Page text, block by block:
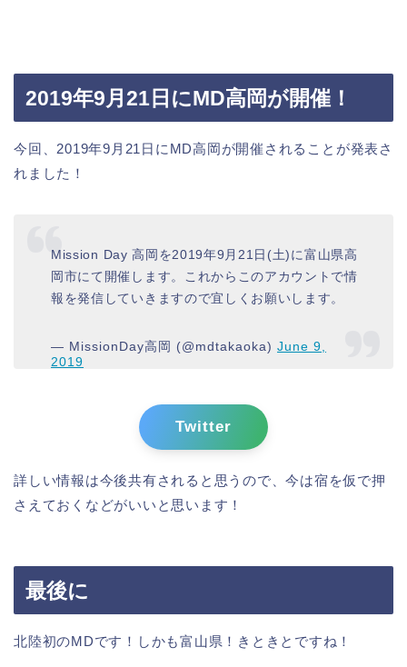
2019年9月21日にMD高岡が開催！
今回、2019年9月21日にMD高岡が開催されることが発表さ
れました！
Mission Day 高岡を2019年9月21日(土)に富山県高
岡市にて開催します。これからこのアカウントで情
報を発信していきますので宜しくお願いします。
— MissionDay高岡 (@mdtakaoka)June 9,
2019
Twitter
詳しい情報は今後共有されると思うので、今は宿を仮で押
さえておくなどがいいと思います！
最後に
北陸初のMDです！しかも富山県！きときとですね！